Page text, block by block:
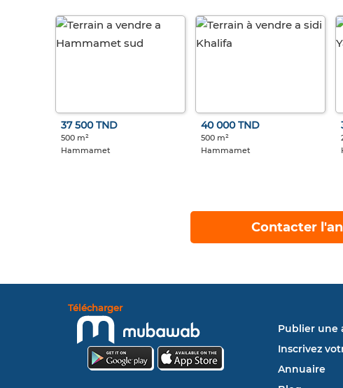
37 500 TND
500 m²
Hammamet
40 000 TND
500 m²
Hammamet
Contacter
Télécharger
Publier une
Inscrivez
Annuaire